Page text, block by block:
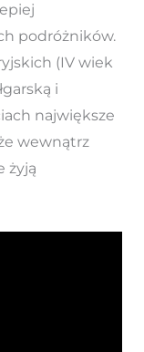
podróżników.
(IV wiek
i
największe
wewnątrz
żyją